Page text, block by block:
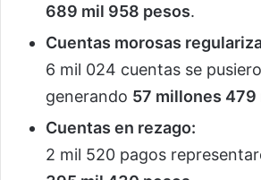
689 mil 958 pesos.
Cuentas morosas
6 mil 024 cuentas se
generando 57 millones 479
Cuentas en rezago:
2 mil 520 pagos